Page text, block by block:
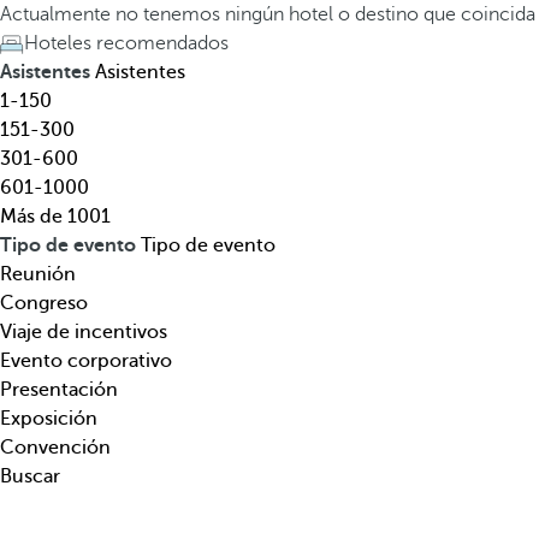
l
,
d
e
s
t
i
n
o
,
t
e
m
á
t
i
c
a
t
e
c
l
a
d
e
f
l
e
c
h
a
h
a
c
Actualmente no tenemos ningún hotel o destino que
Hoteles recomendados
Asistentes Asistentes
1-150
151-300
301-600
601-1000
Más de 1001
Tipo de evento Tipo de evento
Reunión
Congreso
Viaje de incentivos
Evento corporativo
Presentación
Exposición
Convención
Buscar